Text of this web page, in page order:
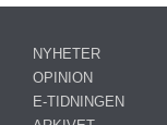
NYHETER
OPINION
E-TIDNINGEN